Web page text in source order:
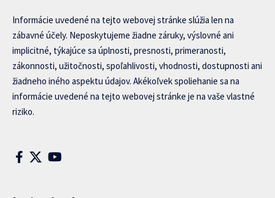
Informácie uvedené na tejto webovej stránke slúžia len na
zábavné účely. Neposkytujeme žiadne záruky, výslovné ani
implicitné, týkajúce sa úplnosti, presnosti, primeranosti,
zákonnosti, užitočnosti, spoľahlivosti, vhodnosti, dostupnosti ani
žiadneho iného aspektu údajov. Akékoľvek spoliehanie sa na
informácie uvedené na tejto webovej stránke je na vaše vlastné
riziko.